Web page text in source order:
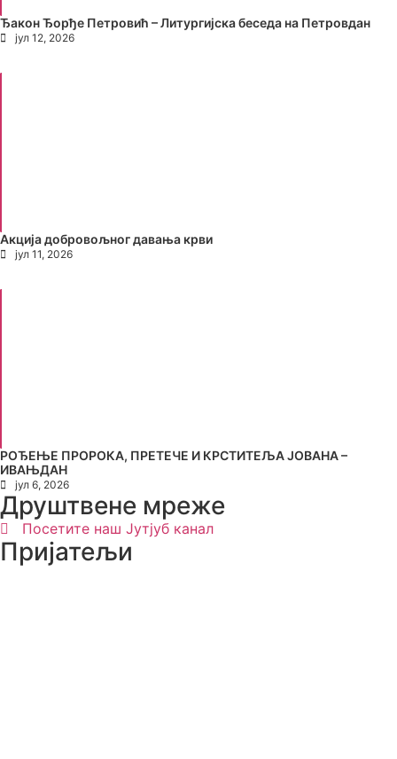
Ђакон Ђорђе Петровић – Литургијска беседа на Петровдан
јул 12, 2026
Акција добровољног давања крви
јул 11, 2026
РОЂЕЊЕ ПРОРОКА, ПРЕТЕЧЕ И КРСТИТЕЉА ЈОВАНА –
ИВАЊДАН
јул 6, 2026
Друштвене мреже
Посетите наш Јутјуб канал
Пријатељи